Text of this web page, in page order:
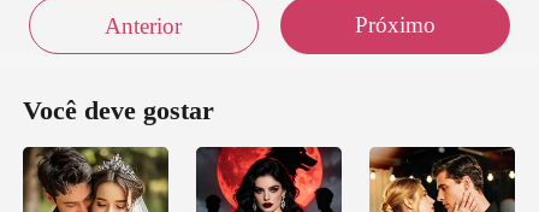
Anterior Próximo
Você deve gostar